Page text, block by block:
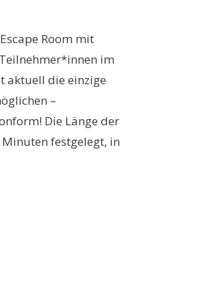
Room mit
im
aktuell die einzige
–
Die Länge der
festgelegt, in